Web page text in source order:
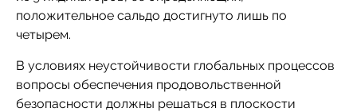
положительное сальдо достигнуто лишь по
четырем.
В условиях неустойчивости глобальных процессов
вопросы обеспечения продовольственной
безопасности должны решаться в плоскости